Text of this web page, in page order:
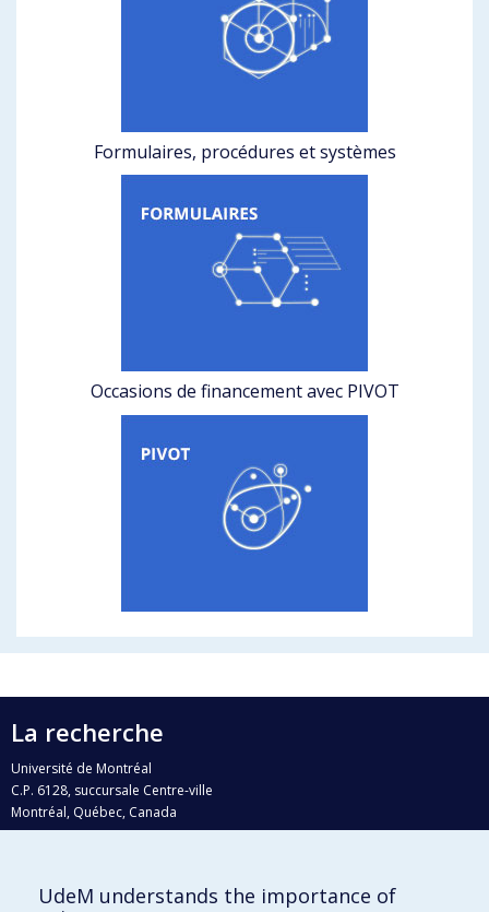
Formulaires, procédures et systèmes
Occasions de financement avec PIVOT
La recherche
Université de Montréal
C.P. 6128, succursale Centre-ville
Montréal, Québec, Canada
H3C 3J7
UdeM understands the importance of